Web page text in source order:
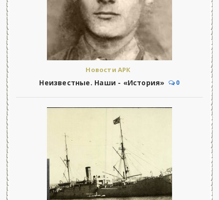
Новости АРК
Неизвестные. Наши - «История» 0